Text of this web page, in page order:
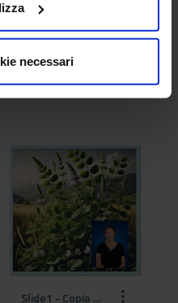
necessari
Slide1 - Copia (17).jpg